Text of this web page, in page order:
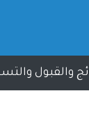
والقبول